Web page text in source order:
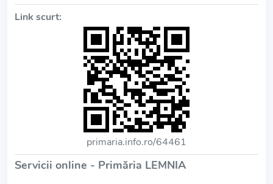
Link scurt:
primaria.info.ro/64461
Servicii online - Primăria LEMNIA